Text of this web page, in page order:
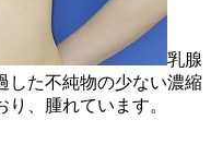
乳腺
した不純物の少ない濃縮
、腫れています。